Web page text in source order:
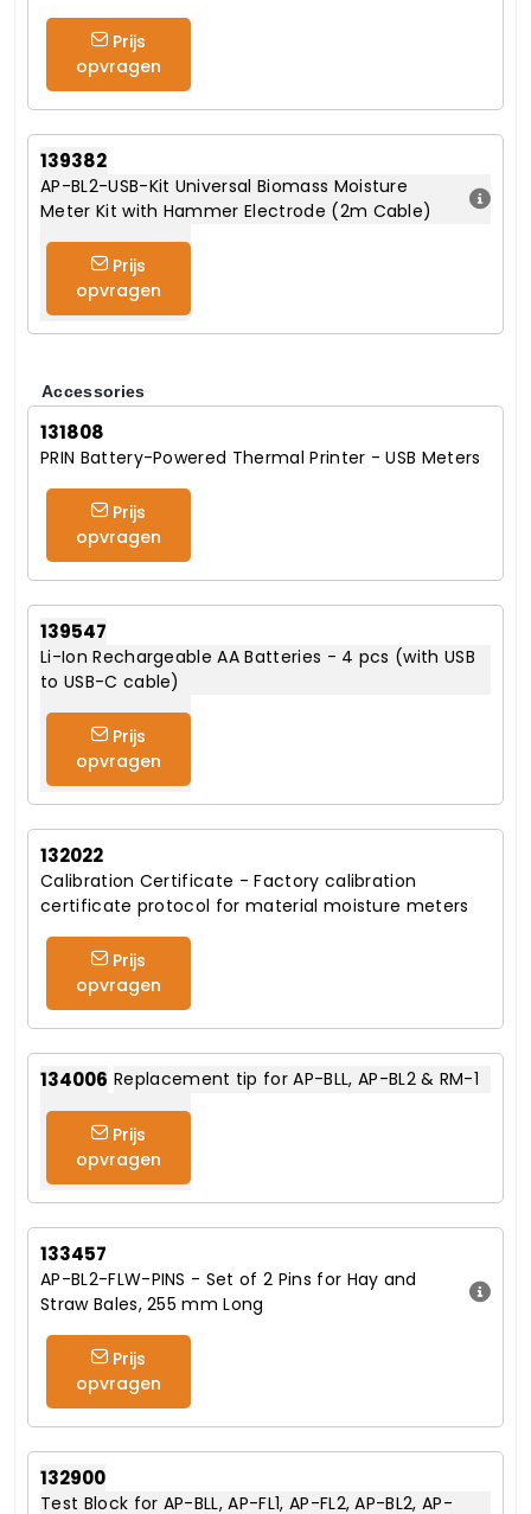
Prijs
opvragen
139382
AP-BL2-USB-Kit Universal Biomass Moisture
Meter Kit with Hammer Electrode (2m Cable)
Prijs
opvragen
Accessories
131808
PRIN Battery-Powered Thermal Printer - USB Meters
Prijs
opvragen
139547
Li-Ion Rechargeable AA Batteries - 4 pcs (with USB
to USB-C cable)
Prijs
opvragen
132022
Calibration Certificate - Factory calibration
certificate protocol for material moisture meters
Prijs
opvragen
134006 Replacement tip for AP-BLL, AP-BL2 & RM-1
Prijs
opvragen
133457
AP-BL2-FLW-PINS - Set of 2 Pins for Hay and
Straw Bales, 255 mm Long
Prijs
opvragen
132900
Test Block for AP-BLL, AP-FL1, AP-FL2, AP-BL2, AP-